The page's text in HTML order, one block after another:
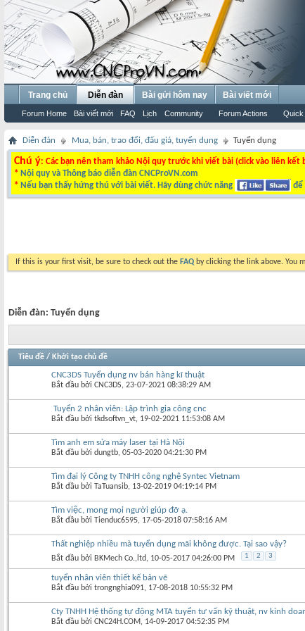
Trang chủ Diễn đàn
Forum Home Bài viết mới FAQ Lịch Community Forum Actions Quick
Bài gửi hôm nay Bài viết mới
Diễn đàn Mua, bán, trao đổi, đấu giá, tuyển dụng Tuyển dụng
Chú ý: Các bạn nên tham khảo Nội quy trước khi viết bài (click vào liên kết
* Nội quy và Thông báo diễn đàn CNCProVN.com
* Nếu bạn thấy hứng thú với bài viết. Hãy dùng chức năng để
If this is your first visit, be sure to check out the FAQ by clicking the link above. You
Diễn đàn: Tuyển dụng
Tiêu đề / Khởi tạo chủ đề
CNC3DS Tuyển dụng nv bán hàng kĩ thuật
Bắt đầu bởi CNC3DS‎, 23-07-2021 08:38:29 AM
Tuyển 2 nhân viên: Lập trình gia công cnc
Bắt đầu bởi tkdsoftvn_vt‎, 19-02-2021 11:53:08 AM
Tìm anh em sửa máy laser tại Hà Nội
Bắt đầu bởi dungtb‎, 05-03-2020 04:21:30 PM
Tìm đại lý Công ty TNHH công nghệ Syntec Vietnam
Bắt đầu bởi TaTuansib‎, 13-02-2019 04:19:14 PM
Tìm việc, mong mọi người giúp đỡ ạ.
Bắt đầu bởi Tienduc6595‎, 17-05-2018 07:58:16 AM
Thất nghiệp nhiều mà tuyển dụng mãi không được. Tại sao vậy?
Bắt đầu bởi BKMech Co.,ltd‎, 10-05-2017 04:26:00 PM 1 2 3
tuyển nhân viên thiết kế bản vẽ
Bắt đầu bởi trongnghia091‎, 17-08-2018 10:55:32 PM
Cty TNHH Hệ thống tự động MTA tuyển tư vấn kỹ thuật, nv kinh
Bắt đầu bởi CNC24H.COM‎, 14-09-2017 04:52:35 PM